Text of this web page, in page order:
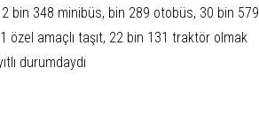
bin 348 minibüs, bin 289 otobüs, 30 bin 579
amaçlı taşıt, 22 bin 131 traktör olmak
durumdaydı